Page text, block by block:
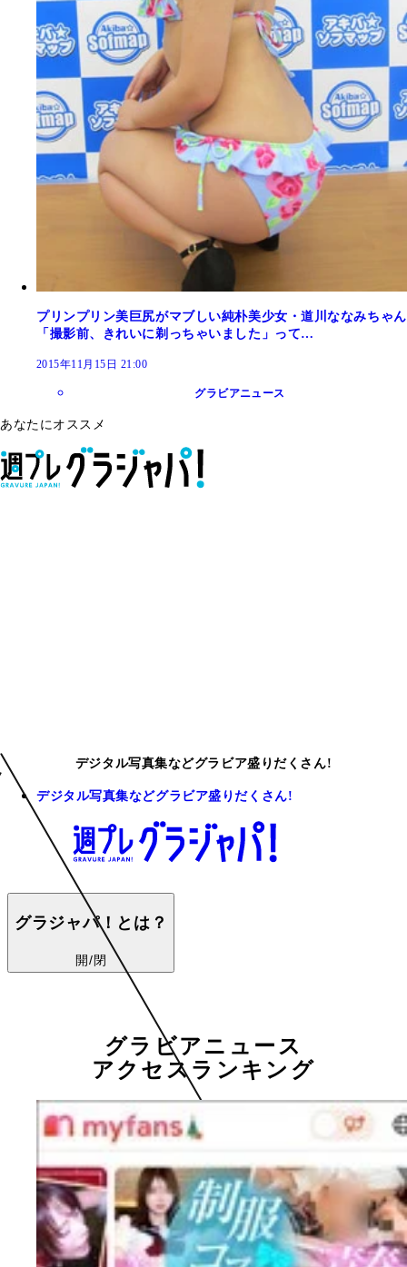
プリンプリン美巨尻がマブしい純朴美少女・道川ななみちゃん
「撮影前、きれいに剃っちゃいました」って…
2015年11月15日 21:00
グラビアニュース
あなたにオススメ
デジタル写真集などグラビア盛りだくさん!
デジタル写真集などグラビア盛りだくさん!
グラジャパ！とは？
開/閉
グラビアニュース
アクセスランキング